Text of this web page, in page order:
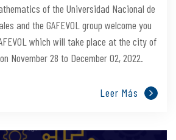
of the Universidad Nacional de
and the GAFEVOL group welcome you
which will take place at the city of
November 28 to December 02, 2022.
Leer Más